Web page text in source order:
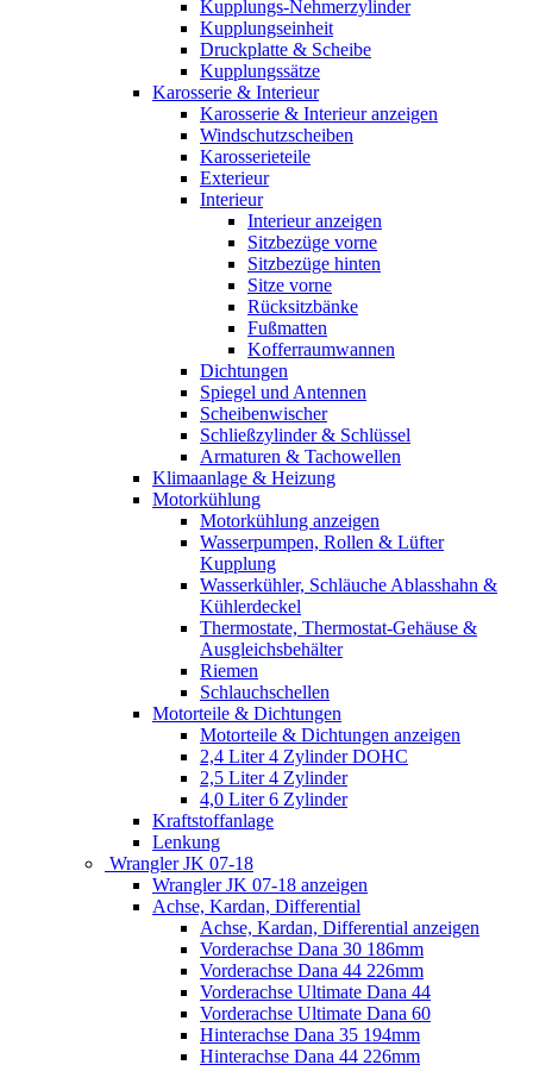
Kupplungs-Nehmerzylinder
Kupplungseinheit
Druckplatte & Scheibe
Kupplungssätze
Karosserie & Interieur
Karosserie & Interieur anzeigen
Windschutzscheiben
Karosserieteile
Exterieur
Interieur
Interieur anzeigen
Sitzbezüge vorne
Sitzbezüge hinten
Sitze vorne
Rücksitzbänke
Fußmatten
Kofferraumwannen
Dichtungen
Spiegel und Antennen
Scheibenwischer
Schließzylinder & Schlüssel
Armaturen & Tachowellen
Klimaanlage & Heizung
Motorkühlung
Motorkühlung anzeigen
Wasserpumpen, Rollen & Lüfter
Kupplung
Wasserkühler, Schläuche Ablasshahn &
Kühlerdeckel
Thermostate, Thermostat-Gehäuse &
Ausgleichsbehälter
Riemen
Schlauchschellen
Motorteile & Dichtungen
Motorteile & Dichtungen anzeigen
2,4 Liter 4 Zylinder DOHC
2,5 Liter 4 Zylinder
4,0 Liter 6 Zylinder
Kraftstoffanlage
Lenkung
Wrangler JK 07-18
Wrangler JK 07-18 anzeigen
Achse, Kardan, Differential
Achse, Kardan, Differential anzeigen
Vorderachse Dana 30 186mm
Vorderachse Dana 44 226mm
Vorderachse Ultimate Dana 44
Vorderachse Ultimate Dana 60
Hinterachse Dana 35 194mm
Hinterachse Dana 44 226mm